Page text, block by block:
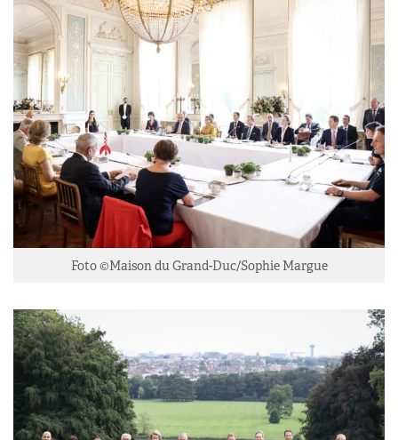
Foto ©Maison du Grand-Duc/Sophie Margue